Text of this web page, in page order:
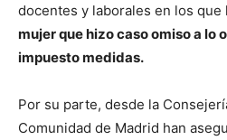
docentes y laborales en los que
mujer que hizo caso omiso a lo
impuesto medidas.
Por su parte, desde la
Comunidad de Madrid han